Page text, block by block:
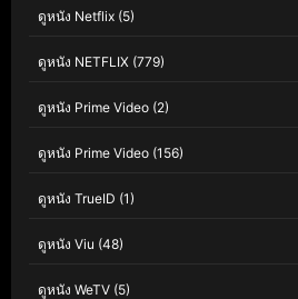
ดูหนัง Netflix (5)
ดูหนัง NETFLIX (779)
ดูหนัง Prime Video (2)
ดูหนัง Prime Video (156)
ดูหนัง TrueID (1)
ดูหนัง Viu (48)
ดูหนัง WeTV (5)